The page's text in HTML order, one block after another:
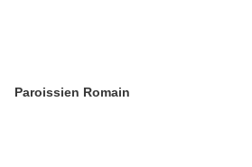
Paroissien Romain